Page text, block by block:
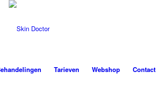
Tarieven Webshop Contact